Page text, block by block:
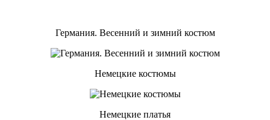
Германия. Весенний и зимний костюм
Немецкие костюмы
Немецкие платья